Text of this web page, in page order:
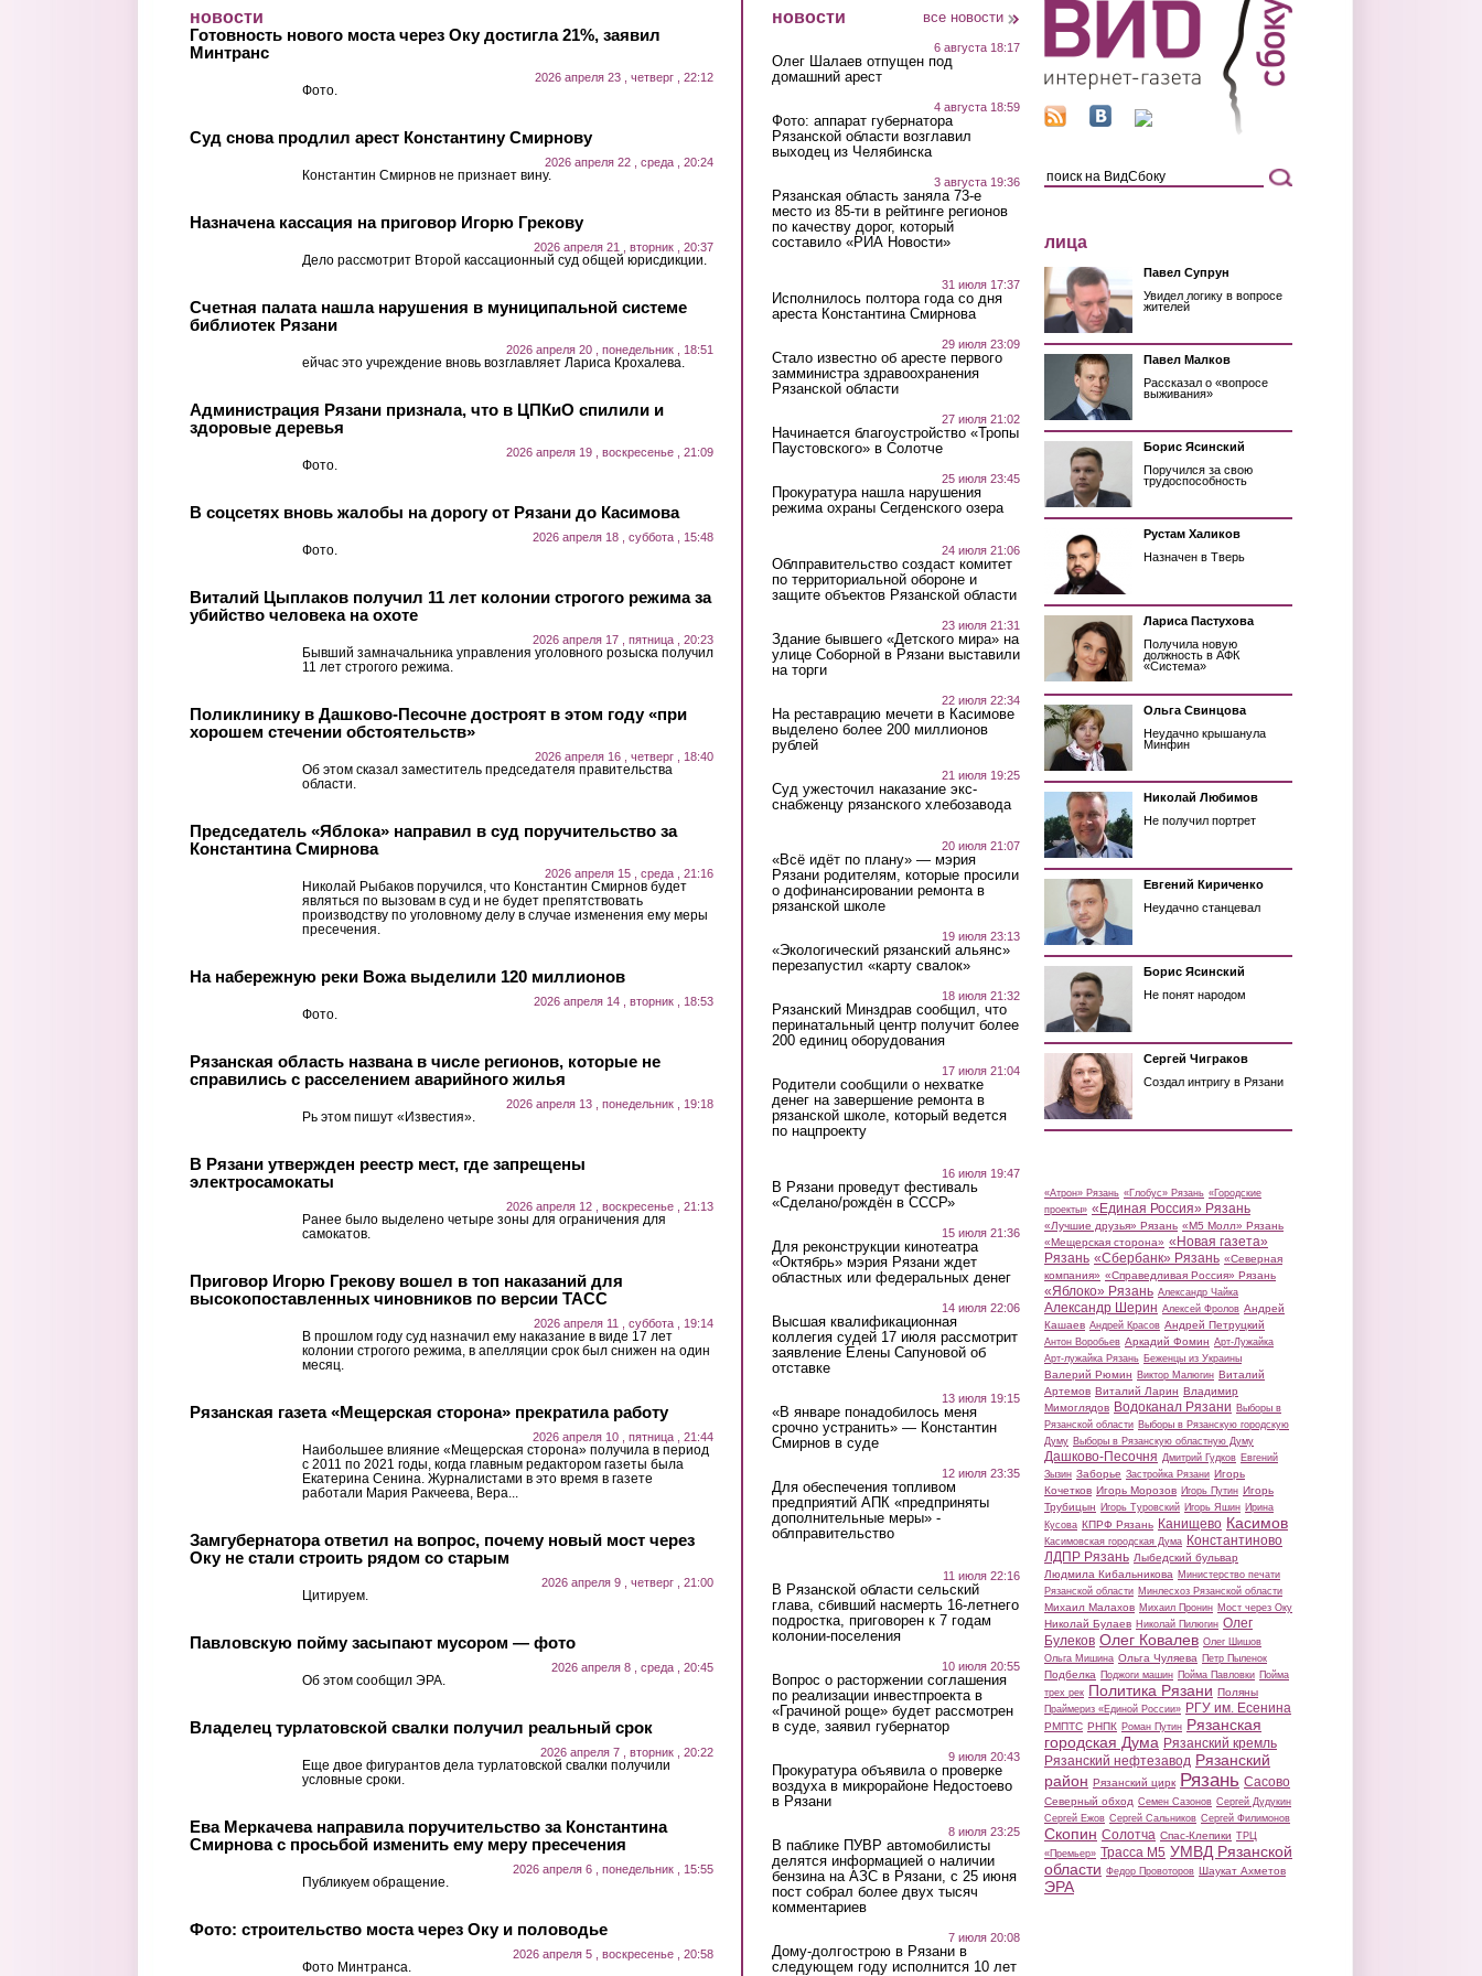
новости
Готовность нового моста через Оку достигла 21%, заявил
Минтранс
2026 апреля 23 , четверг , 22:12
Фото.
Суд снова продлил арест Константину Смирнову
2026 апреля 22 , среда , 20:24
Константин Смирнов не признает вину.
Назначена кассация на приговор Игорю Грекову
2026 апреля 21 , вторник , 20:37
Дело рассмотрит Второй кассационный суд общей юрисдикции.
Счетная палата нашла нарушения в муниципальной системе
библиотек Рязани
2026 апреля 20 , понедельник , 18:51
ейчас это учреждение вновь возглавляет Лариса Крохалева.
Администрация Рязани признала, что в ЦПКиО спилили и
здоровые деревья
2026 апреля 19 , воскресенье , 21:09
Фото.
В соцсетях вновь жалобы на дорогу от Рязани до Касимова
2026 апреля 18 , суббота , 15:48
Фото.
Виталий Цыплаков получил 11 лет колонии строгого режима за
убийство человека на охоте
2026 апреля 17 , пятница , 20:23
Бывший замначальника управления уголовного розыска получил
11 лет строгого режима.
Поликлинику в Дашково-Песочне достроят в этом году «при
хорошем стечении обстоятельств»
2026 апреля 16 , четверг , 18:40
Об этом сказал заместитель председателя правительства
области.
Председатель «Яблока» направил в суд поручительство за
Константина Смирнова
2026 апреля 15 , среда , 21:16
Николай Рыбаков поручился, что Константин Смирнов будет
являться по вызовам в суд и не будет препятствовать
производству по уголовному делу в случае изменения ему меры
пресечения.
На набережную реки Вожа выделили 120 миллионов
2026 апреля 14 , вторник , 18:53
Фото.
Рязанская область названа в числе регионов, которые не
справились с расселением аварийного жилья
2026 апреля 13 , понедельник , 19:18
Рь этом пишут «Известия».
В Рязани утвержден реестр мест, где запрещены
электросамокаты
2026 апреля 12 , воскресенье , 21:13
Ранее было выделено четыре зоны для ограничения для
самокатов.
Приговор Игорю Грекову вошел в топ наказаний для
высокопоставленных чиновников по версии ТАСС
2026 апреля 11 , суббота , 19:14
В прошлом году суд назначил ему наказание в виде 17 лет
колонии строгого режима, в апелляции срок был снижен на один
месяц.
Рязанская газета «Мещерская сторона» прекратила работу
2026 апреля 10 , пятница , 21:44
Наибольшее влияние «Мещерская сторона» получила в период
с 2011 по 2021 годы, когда главным редактором газеты была
Екатерина Сенина. Журналистами в это время в газете
работали Мария Ракчеева, Вера...
Замгубернатора ответил на вопрос, почему новый мост через
Оку не стали строить рядом со старым
2026 апреля 9 , четверг , 21:00
Цитируем.
Павловскую пойму засыпают мусором — фото
2026 апреля 8 , среда , 20:45
Об этом сообщил ЭРА.
Владелец турлатовской свалки получил реальный срок
2026 апреля 7 , вторник , 20:22
Еще двое фигурантов дела турлатовской свалки получили
условные сроки.
Ева Меркачева направила поручительство за Константина
Смирнова с просьбой изменить ему меру пресечения
2026 апреля 6 , понедельник , 15:55
Публикуем обращение.
Фото: строительство моста через Оку и половодье
2026 апреля 5 , воскресенье , 20:58
Фото Минтранса.
новости все новости
6 августа 18:17
Олег Шалаев отпущен под
домашний арест
4 августа 18:59
Фото: аппарат губернатора
Рязанской области возглавил
выходец из Челябинска
3 августа 19:36
Рязанская область заняла 73-е
место из 85-ти в рейтинге регионов
по качеству дорог, который
составило «РИА Новости»
31 июля 17:37
Исполнилось полтора года со дня
ареста Константина Смирнова
29 июля 23:09
Стало известно об аресте первого
замминистра здравоохранения
Рязанской области
27 июля 21:02
Начинается благоустройство «Тропы
Паустовского» в Солотче
25 июля 23:45
Прокуратура нашла нарушения
режима охраны Сегденского озера
24 июля 21:06
Облправительство создаст комитет
по территориальной обороне и
защите объектов Рязанской области
23 июля 21:31
Здание бывшего «Детского мира» на
улице Соборной в Рязани выставили
на торги
22 июля 22:34
На реставрацию мечети в Касимове
выделено более 200 миллионов
рублей
21 июля 19:25
Суд ужесточил наказание экс-
снабженцу рязанского хлебозавода
20 июля 21:07
«Всё идёт по плану» — мэрия
Рязани родителям, которые просили
о дофинансировании ремонта в
рязанской школе
19 июля 23:13
«Экологический рязанский альянс»
перезапустил «карту свалок»
18 июля 21:32
Рязанский Минздрав сообщил, что
перинатальный центр получит более
200 единиц оборудования
17 июля 21:04
Родители сообщили о нехватке
денег на завершение ремонта в
рязанской школе, который ведется
по нацпроекту
16 июля 19:47
В Рязани проведут фестиваль
«Сделано/рождён в СССР»
15 июля 21:36
Для реконструкции кинотеатра
«Октябрь» мэрия Рязани ждет
областных или федеральных денег
14 июля 22:06
Высшая квалификационная
коллегия судей 17 июля рассмотрит
заявление Елены Сапуновой об
отставке
13 июля 19:15
«В январе понадобилось меня
срочно устранить» — Константин
Смирнов в суде
12 июля 23:35
Для обеспечения топливом
предприятий АПК «предприняты
дополнительные меры» -
облправительство
11 июля 22:16
В Рязанской области сельский
глава, сбивший насмерть 16-летнего
подростка, приговорен к 7 годам
колонии-поселения
10 июля 20:55
Вопрос о расторжении соглашения
по реализации инвестпроекта в
«Грачиной роще» будет рассмотрен
в суде, заявил губернатор
9 июля 20:43
Прокуратура объявила о проверке
воздуха в микрорайоне Недостоево
в Рязани
8 июля 23:25
В паблике ПУВР автомобилисты
делятся информацией о наличии
бензина на АЗС в Рязани, с 25 июня
пост собрал более двух тысяч
комментариев
7 июля 20:08
Дому-долгострою в Рязани в
следующем году исполнится 10 лет
лица
Павел Супрун
Увидел логику в вопросе
жителей
Павел Малков
Рассказал о «вопросе
выживания»
Борис Ясинский
Поручился за свою
трудоспособность
Рустам Халиков
Назначен в Тверь
Лариса Пастухова
Получила новую
должность в АФК
«Система»
Ольга Свинцова
Неудачно крышанула
Минфин
Николай Любимов
Не получил портрет
Евгений Кириченко
Неудачно станцевал
Борис Ясинский
Не понят народом
Сергей Чиграков
Создал интригу в Рязани
«Атрон» Рязань «Глобус» Рязань «Городские
проекты» «Единая Россия» Рязань
«Лучшие друзья» Рязань «М5 Молл» Рязань
«Мещерская сторона» «Новая газета»
Рязань «Сбербанк» Рязань «Северная
компания» «Справедливая Россия» Рязань
«Яблоко» Рязань Александр Чайка
Александр Шерин Алексей Фролов Андрей
Кашаев Андрей Красов Андрей Петруцкий
Антон Воробьев Аркадий Фомин Арт-Лужайка
Арт-лужайка Рязань Беженцы из Украины
Валерий Рюмин Виктор Малюгин Виталий
Артемов Виталий Ларин Владимир
Мимоглядов Водоканал Рязани Выборы в
Рязанской области Выборы в Рязанскую городскую
Думу Выборы в Рязанскую областную Думу
Дашково-Песочня Дмитрий Гудков Евгений
Зызин Заборье Застройка Рязани Игорь
Кочетков Игорь Морозов Игорь Путин Игорь
Трубицын Игорь Туровский Игорь Яшин Ирина
Кусова КПРФ Рязань Канищево Касимов
Касимовская городская Дума Константиново
ЛДПР Рязань Лыбедский бульвар
Людмила Кибальникова Министерство печати
Рязанской области Минлесхоз Рязанской области
Михаил Малахов Михаил Пронин Мост через Оку
Николай Булаев Николай Пилюгин Олег
Булеков Олег Ковалев Олег Шишов
Ольга Мишина Ольга Чуляева Петр Пыленок
Подбелка Поджоги машин Пойма Павловки Пойма
трех рек Политика Рязани Поляны
Праймериз «Единой России» РГУ им. Есенина
РМПТС РНПК Роман Путин Рязанская
городская Дума Рязанский кремль
Рязанский нефтезавод Рязанский
район Рязанский цирк Рязань Сасово
Северный обход Семен Сазонов Сергей Дудукин
Сергей Ежов Сергей Сальников Сергей Филимонов
Скопин Солотча Спас-Клепики ТРЦ
«Премьер» Трасса М5 УМВД Рязанской
области Федор Провоторов Шаукат Ахметов
ЭРА